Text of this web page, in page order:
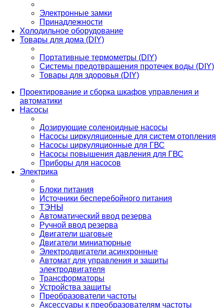
Электронные замки
Принадлежности
Холодильное оборудование
Товары для дома (DIY)
Портативные термометры (DIY)
Системы предотвращения протечек воды (DIY)
Товары для здоровья (DIY)
Проектирование и сборка шкафов управления и
автоматики
Насосы
Дозирующие соленоидные насосы
Насосы циркуляционные для систем отопления
Насосы циркуляционные для ГВС
Насосы повышения давления для ГВС
Приборы для насосов
Электрика
Блоки питания
Источники бесперебойного питания
ТЭНЫ
Автоматический ввод резерва
Ручной ввод резерва
Двигатели шаговые
Двигатели миниатюрные
Электродвигатели асинхронные
Автомат для управления и защиты
электродвигателя
Трансформаторы
Устройства защиты
Преобразователи частоты
Аксессуары к преобразователям частоты